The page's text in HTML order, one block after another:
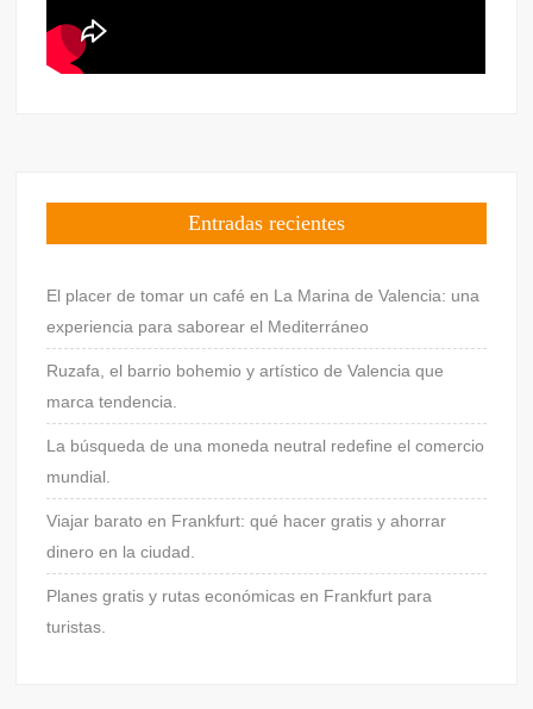
Entradas recientes
El placer de tomar un café en La Marina de Valencia: una
experiencia para saborear el Mediterráneo
Ruzafa, el barrio bohemio y artístico de Valencia que
marca tendencia.
La búsqueda de una moneda neutral redefine el comercio
mundial.
Viajar barato en Frankfurt: qué hacer gratis y ahorrar
dinero en la ciudad.
Planes gratis y rutas económicas en Frankfurt para
turistas.